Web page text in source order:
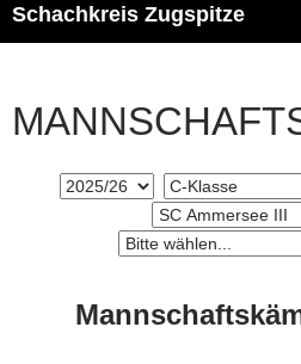
Schachkreis Zugspitze